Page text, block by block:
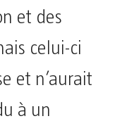
et des
celui-ci
et n’aurait
à un